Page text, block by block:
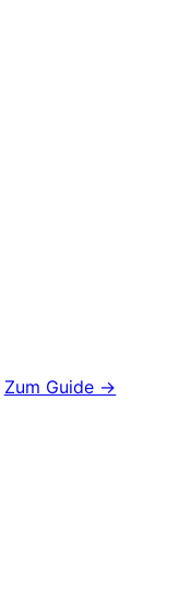
Zum Guide →